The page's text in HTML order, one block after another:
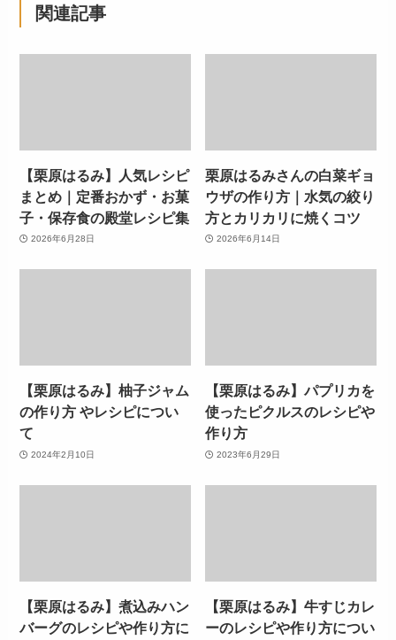
関連記事
【栗原はるみ】人気レシピ
まとめ｜定番おかず・お菓
子・保存食の殿堂レシピ集
2026年6月28日
栗原はるみさんの白菜ギョ
ウザの作り方｜水気の絞り
方とカリカリに焼くコツ
2026年6月14日
【栗原はるみ】柚子ジャム
の作り方 やレシピについ
て
2024年2月10日
【栗原はるみ】パプリカを
使ったピクルスのレシピや
作り方
2023年6月29日
【栗原はるみ】煮込みハン
バーグのレシピや作り方に
【栗原はるみ】牛すじカレ
ーのレシピや作り方につい